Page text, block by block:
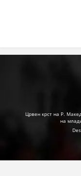
Црвен крст на Р.
на